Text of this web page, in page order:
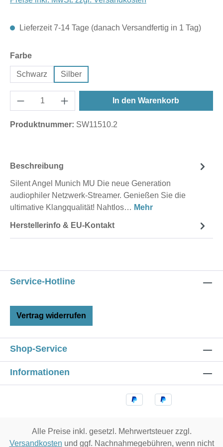
Lieferzeit 7-14 Tage (danach Versandfertig in 1 Tag)
Farbeauswählen
Schwarz Silber
In den Warenkorb
Produktnummer: SW11510.2
Beschreibung
Silent Angel Munich MU Die neue Generation
audiophiler Netzwerk-Streamer. Genießen Sie die
ultimative Klangqualität! Nahtlos… Mehr
Herstellerinfo & EU-Kontakt
Service-Hotline
Vertrag widerrufen
Shop-Service
Informationen
Alle Preise inkl. gesetzl. Mehrwertsteuer zzgl.
Versandkosten und ggf. Nachnahmegebühren, wenn nicht